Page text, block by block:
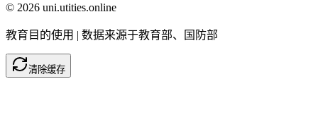
© 2026 uni.utities.online
教育目的使用 | 数据来源于教育部、国防部
清除缓存